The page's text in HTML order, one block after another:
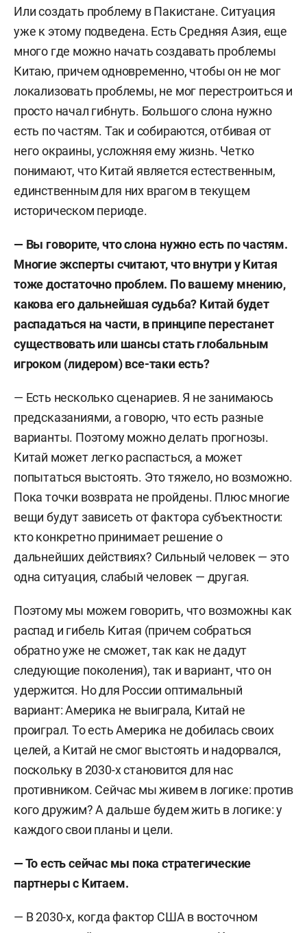
Или создать проблему в Пакистане. Ситуация
уже к этому подведена. Есть Средняя Азия, еще
много где можно начать создавать проблемы
Китаю, причем одновременно, чтобы он не мог
локализовать проблемы, не мог перестроиться и
просто начал гибнуть. Большого слона нужно
есть по частям. Так и собираются, отбивая от
него окраины, усложняя ему жизнь. Четко
понимают, что Китай является естественным,
единственным для них врагом в текущем
историческом периоде.
— Вы говорите, что слона нужно есть по частям.
Многие эксперты считают, что внутри у Китая
тоже достаточно проблем. По вашему мнению,
какова его дальнейшая судьба? Китайбудет
распадаться на части, в принципе перестанет
существовать или шансы стать глобальным
игроком (лидером) все-таки есть?
— Есть несколько сценариев. Я не занимаюсь
предсказаниями, а говорю, что есть разные
варианты. Поэтому можно делать прогнозы.
Китай может легко распасться, а может
попытаться выстоять. Это тяжело, но возможно.
Пока точки возврата не пройдены. Плюс многие
вещи будут зависеть от фактора субъектности:
кто конкретно принимает решение о
дальнейших действиях? Сильный человек — это
одна ситуация, слабый человек — другая.
Поэтому мы можем говорить, что возможны как
распад и гибель Китая (причем собраться
обратно уже не сможет, так как не дадут
следующие поколения), так и вариант, что он
удержится. Но для России оптимальный
вариант: Америка не выиграла, Китай не
проиграл. То есть Америка не добилась своих
целей, а Китай не смог выстоять и надорвался,
поскольку в 2030-х становится для нас
противником. Сейчас мы живем в логике: против
кого дружим? А дальше будем жить в логике: у
каждого свои планы и цели.
— То есть сейчас мы пока стратегические
партнеры с Китаем.
— В 2030-х, когда фактор США в восточном